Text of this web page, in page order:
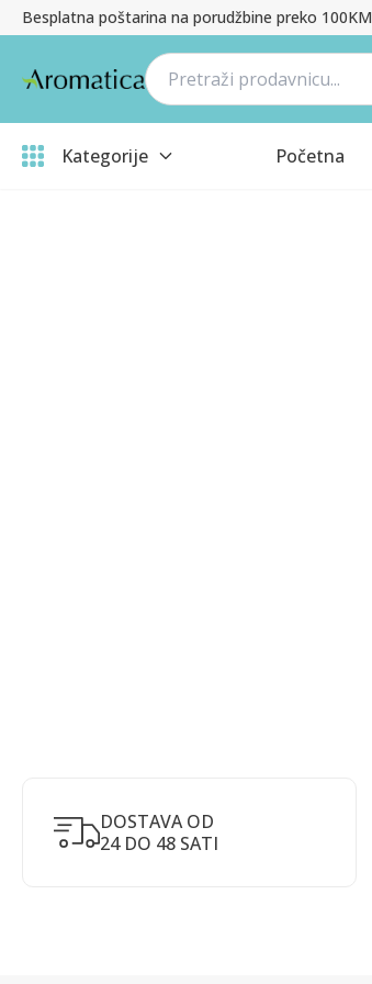
Besplatna poštarina na porudžbine preko 100KM
Kategorije Početna
DOSTAVA OD
24 DO 48 SATI